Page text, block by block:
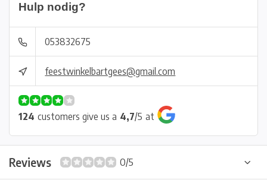
Hulp nodig?
053832675
feestwinkelbartgees@gmail.com
124 customers give us a 4,7/5 at
Reviews
0/5